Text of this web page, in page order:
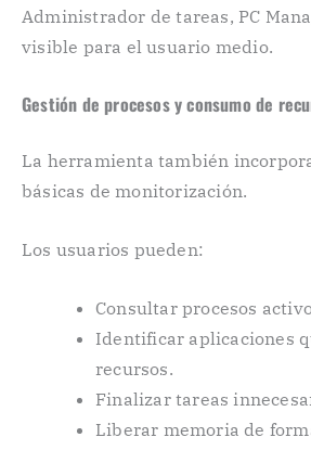
Administrador de tareas, PC
visible para el usuario medio.
Gestión de procesos y consumo de
La herramienta también
básicas de monitorización.
Los usuarios pueden:
Consultar procesos
Identificar aplicaciones
recursos.
Finalizar tareas
Liberar memoria de